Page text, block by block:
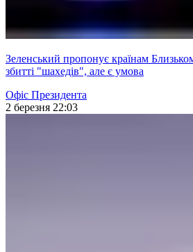
Зеленський пропонує країнам
збитті "шахедів", але є умова
Офіс Президента
2 березня 22:03